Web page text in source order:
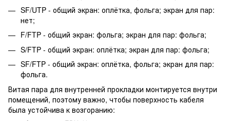
SF/UTP - общий экран: оплётка, фольга; экран для пар:
нет;
F/FTP - общий экран: фольга; экран для пар: фольга;
S/FTP - общий экран: оплётка; экран для пар: фольга;
SF/FTP - общий экран: оплётка, фольга; экран для пар:
фольга.
Витая пара для внутренней прокладки монтируется внутри
помещений, поэтому важно, чтобы поверхность кабеля
была устойчива к возгоранию: